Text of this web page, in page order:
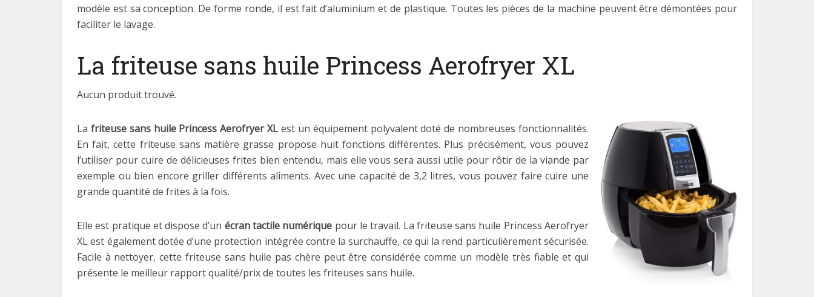
modèle est sa conception. De forme ronde, il est fait d’aluminium et de plastique. Toutes les pièces de la machine peuvent être démontées pour
faciliter le lavage.
La friteuse sans huile Princess Aerofryer XL
Aucun produit trouvé.
La friteuse sans huile Princess Aerofryer XL est un équipement polyvalent doté de nombreuses fonctionnalités.
En fait, cette friteuse sans matière grasse propose huit fonctions différentes. Plus précisément, vous pouvez
l’utiliser pour cuire de délicieuses frites bien entendu, mais elle vous sera aussi utile pour rôtir de la viande par
exemple ou bien encore griller différents aliments. Avec une capacité de 3,2 litres, vous pouvez faire cuire une
grande quantité de frites à la fois.
Elle est pratique et dispose d’un écran tactile numérique pour le travail. La friteuse sans huile Princess Aerofryer
XL est également dotée d’une protection intégrée contre la surchauffe, ce qui la rend particulièrement sécurisée.
Facile à nettoyer, cette friteuse sans huile pas chère peut être considérée comme un modèle très fiable et qui
présente le meilleur rapport qualité/prix de toutes les friteuses sans huile.